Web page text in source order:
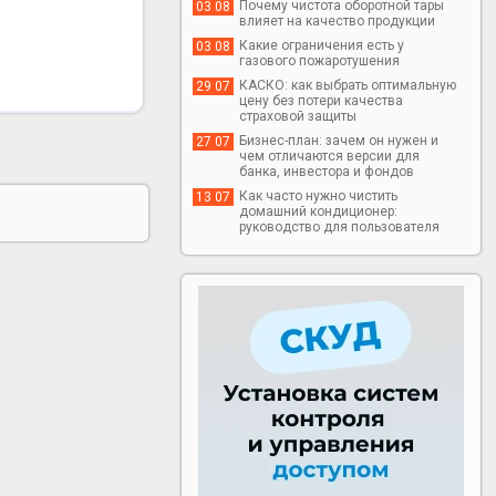
03 08
Почему чистота оборотной тары
влияет на качество продукции
03 08
Какие ограничения есть у
газового пожаротушения
29 07
КАСКО: как выбрать оптимальную
цену без потери качества
страховой защиты
27 07
Бизнес-план: зачем он нужен и
чем отличаются версии для
банка, инвестора и фондов
13 07
Как часто нужно чистить
домашний кондиционер:
руководство для пользователя